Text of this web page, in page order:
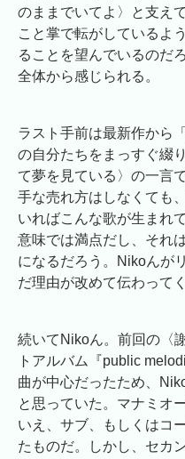
のままでいてよ〉と支え
こと掌で転がしているよ
ることを望んでいるのだ
全体から感じられる。
ラスト手前は最新作から
の自分たちをまっすぐ綴
て夢を見ている〉の一言
手な売れ方はしなくても
いればこんな歌が生まれ
意味では満点だし、それ
になるだろう。Nikoんが
だ理由が改めて伝わって
続いてNikoん。前回の〈
トアルバム『public
曲が中心だったため、
と思っていた。マナミオ
いえ、サブ、もしくはコ
たものだ。しかし、セカ